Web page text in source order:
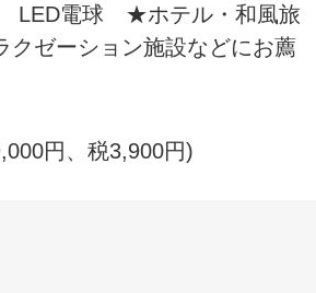
LED電球 ★ホテル・和風旅
クゼーション施設などにお薦
円、税3,900円)